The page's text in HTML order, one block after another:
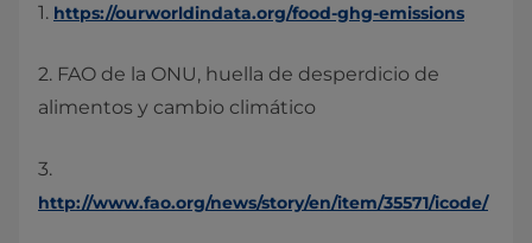
1. https://ourworldindata.org/food-ghg-emissions
2. FAO de la ONU, huella de desperdicio de
alimentos y cambio climático
3.
http://www.fao.org/news/story/en/item/35571/icode/